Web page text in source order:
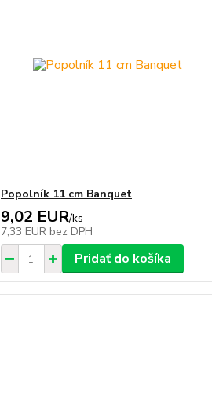
Popolník 11 cm Banquet
9,02 EUR/ks
7,33 EUR bez DPH
Pridať do košíka